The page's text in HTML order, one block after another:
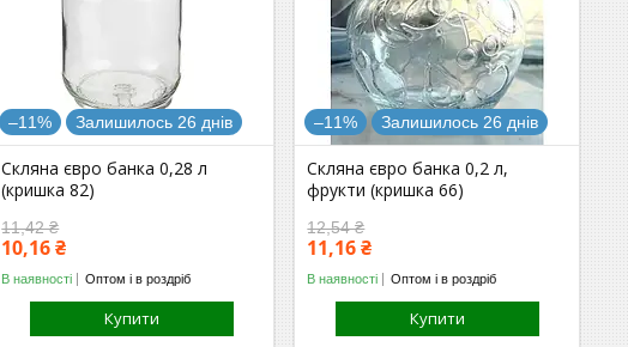
–11% Залишилось 26 днів
Скляна євро банка 0,28 л
(кришка 82)
11,42 ₴
10,16 ₴
В наявності Оптом і в роздріб
Купити
–11% Залишилось 26 днів
Скляна євро банка 0,2 л,
фрукти (кришка 66)
12,54 ₴
11,16 ₴
В наявності Оптом і в роздріб
Купити